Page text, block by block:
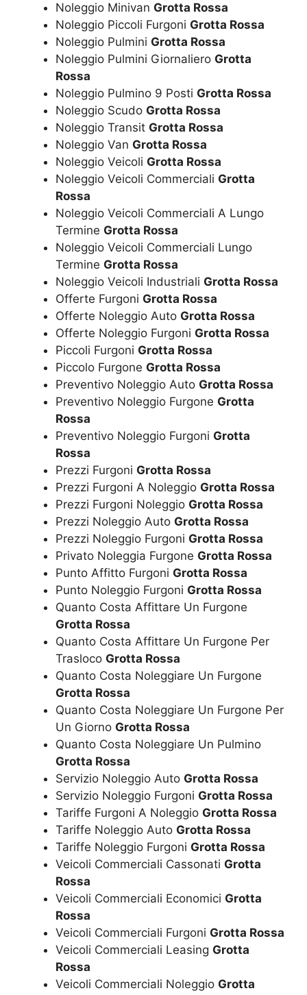
Noleggio Minivan Grotta Rossa
Noleggio Piccoli Furgoni Grotta Rossa
Noleggio Pulmini Grotta Rossa
Noleggio Pulmini Giornaliero Grotta
Rossa
Noleggio Pulmino 9 Posti Grotta Rossa
Noleggio Scudo Grotta Rossa
Noleggio Transit Grotta Rossa
Noleggio Van Grotta Rossa
Noleggio Veicoli Grotta Rossa
Noleggio Veicoli Commerciali Grotta
Rossa
Noleggio Veicoli Commerciali A Lungo
Termine Grotta Rossa
Noleggio Veicoli Commerciali Lungo
Termine Grotta Rossa
Noleggio Veicoli Industriali Grotta Rossa
Offerte Furgoni Grotta Rossa
Offerte Noleggio Auto Grotta Rossa
Offerte Noleggio Furgoni Grotta Rossa
Piccoli Furgoni Grotta Rossa
Piccolo Furgone Grotta Rossa
Preventivo Noleggio Auto Grotta Rossa
Preventivo Noleggio Furgone Grotta
Rossa
Preventivo Noleggio Furgoni Grotta
Rossa
Prezzi Furgoni Grotta Rossa
Prezzi Furgoni A Noleggio Grotta Rossa
Prezzi Furgoni Noleggio Grotta Rossa
Prezzi Noleggio Auto Grotta Rossa
Prezzi Noleggio Furgoni Grotta Rossa
Privato Noleggia Furgone Grotta Rossa
Punto Affitto Furgoni Grotta Rossa
Punto Noleggio Furgoni Grotta Rossa
Quanto Costa Affittare Un Furgone
Grotta Rossa
Quanto Costa Affittare Un Furgone Per
Trasloco Grotta Rossa
Quanto Costa Noleggiare Un Furgone
Grotta Rossa
Quanto Costa Noleggiare Un Furgone Per
Un Giorno Grotta Rossa
Quanto Costa Noleggiare Un Pulmino
Grotta Rossa
Servizio Noleggio Auto Grotta Rossa
Servizio Noleggio Furgoni Grotta Rossa
Tariffe Furgoni A Noleggio Grotta Rossa
Tariffe Noleggio Auto Grotta Rossa
Tariffe Noleggio Furgoni Grotta Rossa
Veicoli Commerciali Cassonati Grotta
Rossa
Veicoli Commerciali Economici Grotta
Rossa
Veicoli Commerciali Furgoni Grotta Rossa
Veicoli Commerciali Leasing Grotta
Rossa
Veicoli Commerciali Noleggio Grotta